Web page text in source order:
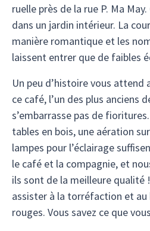
ruelle près de la rue P. Ma
dans un jardin intérieur. La
manière romantique et les
laissent entrer que de faibles
Un peu d’histoire vous attend
ce café, l’un des plus anciens
s’embarrasse pas de
tables en bois, une aération
lampes pour l’éclairage
le café et la compagnie, et
ils sont de la meilleure qualité
assister à la torréfaction et au
rouges. Vous savez ce que